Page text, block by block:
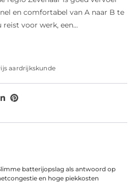
en comfortabel van A naar B te
reist voor werk, een...
aardrijkskunde
batterijopslag als antwoord op
en hoge piekkosten